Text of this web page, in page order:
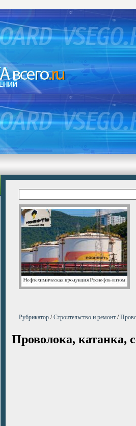
Рубрикатор /Строительство и ремонт /
Проволока, катанка,